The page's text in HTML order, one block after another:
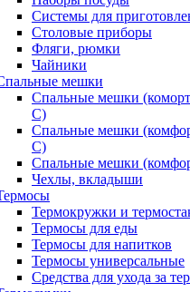
Системы для
Столовые приборы
Фляги, рюмки
Чайники
мешки
Спальные мешки
С)
Спальные мешки
С)
Спальные мешки
Чехлы, вкладыши
Термокружки и
Термосы для еды
Термосы для напитков
Термосы универсальные
Средства для ухода за